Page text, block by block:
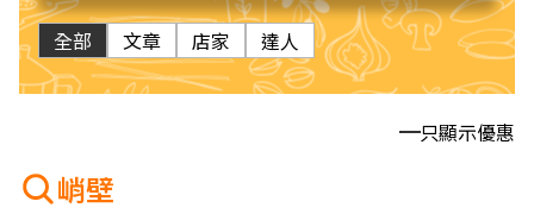
全部 文章 店家 達人
只顯示優惠
峭壁